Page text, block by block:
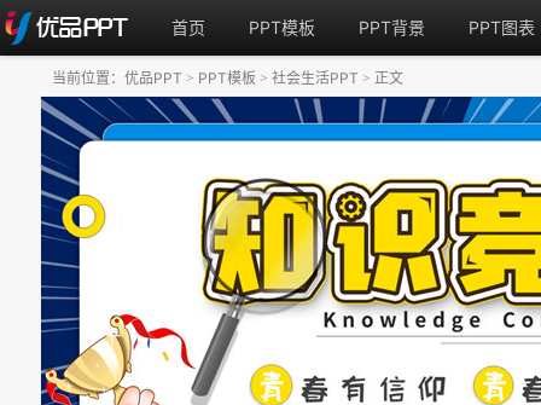
首页 PPT模板 PPT背景 PPT图表
当前位置： 优品PPT > PPT模板 > 社会生活PPT > 正文